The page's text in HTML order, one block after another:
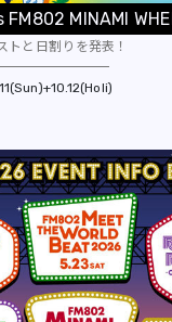
FM 802 M NAM WH E
トと日割りを発表！